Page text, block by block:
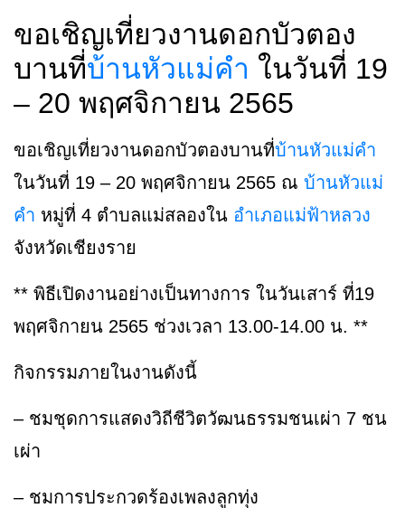
ขอเชิญเที่ยวงานดอกบัวตอง
บานที่บ้านหัวแม่คำ ในวันที่ 19
– 20 พฤศจิกายน 2565
ขอเชิญเที่ยวงานดอกบัวตองบานที่บ้านหัวแม่คำ
ในวันที่ 19 – 20 พฤศจิกายน 2565 ณ บ้านหัวแม่
คำ หมู่ที่ 4 ตำบลแม่สลองใน อำเภอแม่ฟ้าหลวง
จังหวัดเชียงราย
** พิธีเปิดงานอย่างเป็นทางการ ในวันเสาร์ ที่19
พฤศจิกายน 2565 ช่วงเวลา 13.00-14.00 น. **
กิจกรรมภายในงานดังนี้
– ชมชุดการแสดงวิถีชีวิตวัฒนธรรมชนเผ่า 7 ชน
เผ่า
– ชมการประกวดร้องเพลงลูกทุ่ง